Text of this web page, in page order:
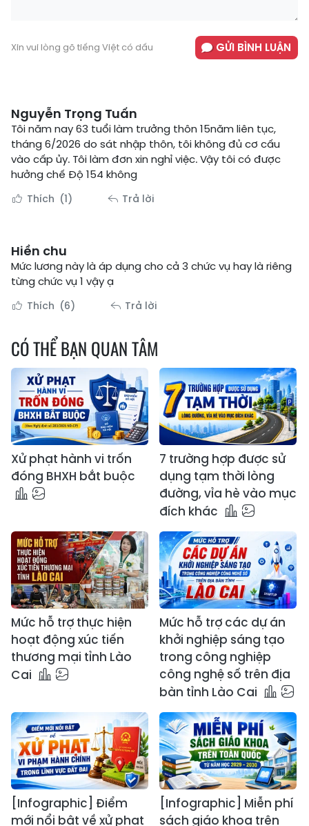
Xin vui lòng gõ tiếng Việt có dấu GỬI BÌNH LUẬN
Nguyễn Trọng Tuấn
Tôi năm nay 63 tuổi làm trưởng thôn 15năm liên tục,
tháng 6/2026 do sát nhập thôn, tôi không đủ cơ cấu
vào cấp ủy. Tôi làm đơn xin nghỉ việc. Vậy tôi có được
hưởng chế Độ 154 không
Thích (1) Trả lời
Hiền chu
Mức lương này là áp dụng cho cả 3 chức vụ hay là riêng
từng chức vụ 1 vậy ạ
Thích (6) Trả lời
CÓ THỂ BẠN QUAN TÂM
Xử phạt hành vi trốn
đóng BHXH bắt buộc
7 trường hợp được sử
dụng tạm thời lòng
đường, vỉa hè vào mục
đích khác
Mức hỗ trợ thực hiện
hoạt động xúc tiến
thương mại tỉnh Lào
Cai
Mức hỗ trợ các dự án
khởi nghiệp sáng tạo
trong công nghiệp
công nghệ số trên địa
bàn tỉnh Lào Cai
[Infographic] Điểm
mới nổi bật về xử phạt
[Infographic] Miễn phí
sách giáo khoa trên